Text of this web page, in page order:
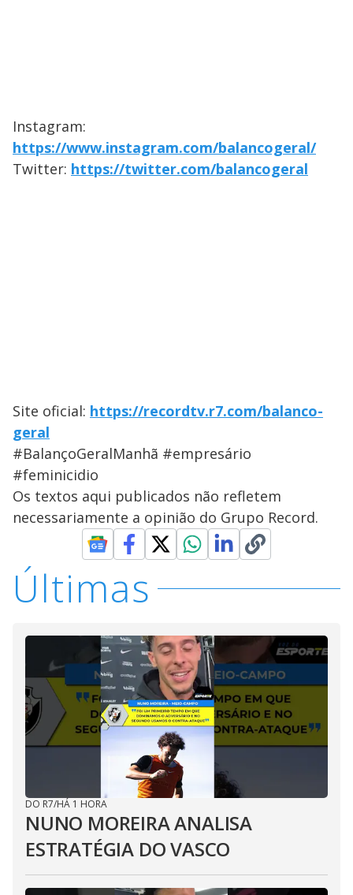
Instagram:
https://www.instagram.com/balancogeral/
Twitter: https://twitter.com/balancogeral
Site oficial: https://recordtv.r7.com/balanco-
geral
#BalançoGeralManhã #empresário
#feminicidio
Os textos aqui publicados não refletem
necessariamente a opinião do Grupo Record.
Últimas
DO R7/HÁ 1 HORA
NUNO MOREIRA ANALISA
ESTRATÉGIA DO VASCO